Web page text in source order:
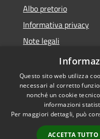
Albo pretorio
Informativa privacy
Note legali
Dichiarazione di
Accessibilità
Questo sito web utilizza
necessari al corretto
nonché un cookie
informazioni
Per maggiori dettagli, può
ACCETTA TUTTO